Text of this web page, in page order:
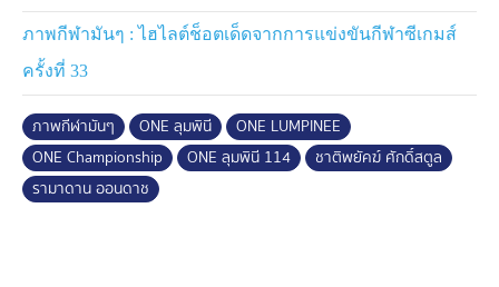
ภาพกีฬามันๆ : ไฮไลต์ช็อตเด็ดจากการแข่งขันกีฬาซีเกมส์
ครั้งที่ 33
ภาพกีฬามันๆ ONE ลุมพินี
ONE LUMPINEE
ONE Championship
ONE ลุมพินี 114
ชาติพยัคฆ์ ศักดิ์สตูล
รามาดาน ออนดาช